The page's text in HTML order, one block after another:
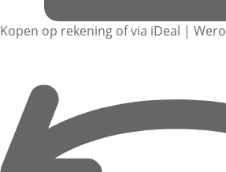
Kopen op rekening of via iDeal | Wero